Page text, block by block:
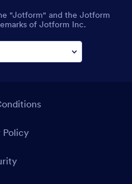
"Jotform" and the Jotform
of Jotform Inc.
Policy